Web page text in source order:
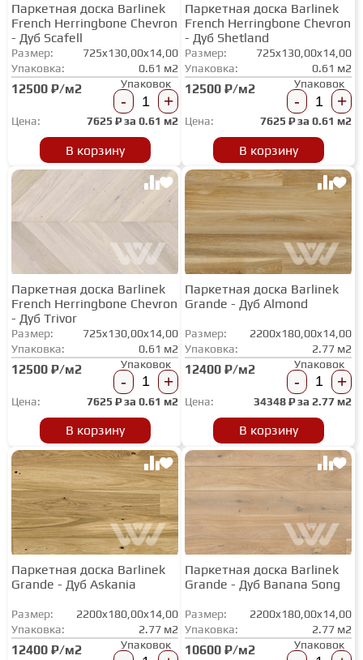
ФАНЕРА
МИНЕРАЛЬНО-КАМЕННЫЙ
ЛАМИНАТ MSPC
ЛАМИНАТ SWF
Паркетная доска Barlinek
French Herringbone Chevron
- Дуб Scafell
Размер:
725x130,00x14,00
Упаковка:
0.61 м2
12500 ₽/м2 Упаковок
- +
Цена: 7625 ₽ за 0.61 м2
В корзину
Паркетная доска Barlinek
French Herringbone Chevron
- Дуб Shetland
Размер:
725x130,00x14,00
Упаковка:
0.61 м2
12500 ₽/м2 Упаковок
- +
Цена: 7625 ₽ за 0.61 м2
В корзину
Паркетная доска Barlinek
French Herringbone Chevron
- Дуб Trivor
Размер:
725x130,00x14,00
Упаковка:
0.61 м2
12500 ₽/м2 Упаковок
- +
Цена: 7625 ₽ за 0.61 м2
В корзину
Паркетная доска Barlinek
Grande - Дуб Almond
Размер:
2200x180,00x14,00
Упаковка:
2.77 м2
12400 ₽/м2 Упаковок
- +
Цена: 34348₽ за 2.77 м2
В корзину
Паркетная доска Barlinek
Grande - Дуб Askania
Размер:
2200x180,00x14,00
Упаковка:
2.77 м2
12400 ₽/м2 Упаковок
Паркетная доска Barlinek
Grande - Дуб Banana Song
Размер:
2200x180,00x14,00
Упаковка:
2.77 м2
10600 ₽/м2 Упаковок